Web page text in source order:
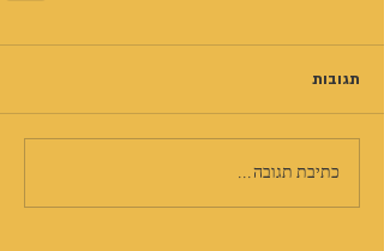
תגובות
כתיבת תגובה...